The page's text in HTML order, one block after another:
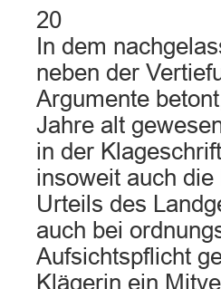
20
In dem
neben der
Argumente
Jahre alt
in der
insoweit auch
Urteils des
auch bei
Aufsichtspflicht
Klägerin ein